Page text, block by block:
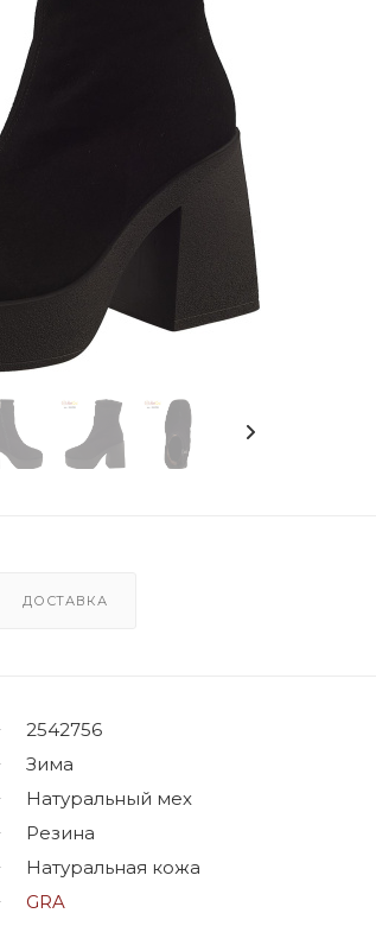
ДОСТАВКА
2542756
Зима
Натуральный мех
Резина
Натуральная кожа
GRA